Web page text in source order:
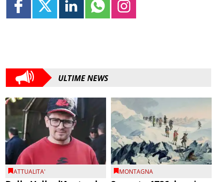
ULTIME NEWS
ATTUALITA' MONTAGNA